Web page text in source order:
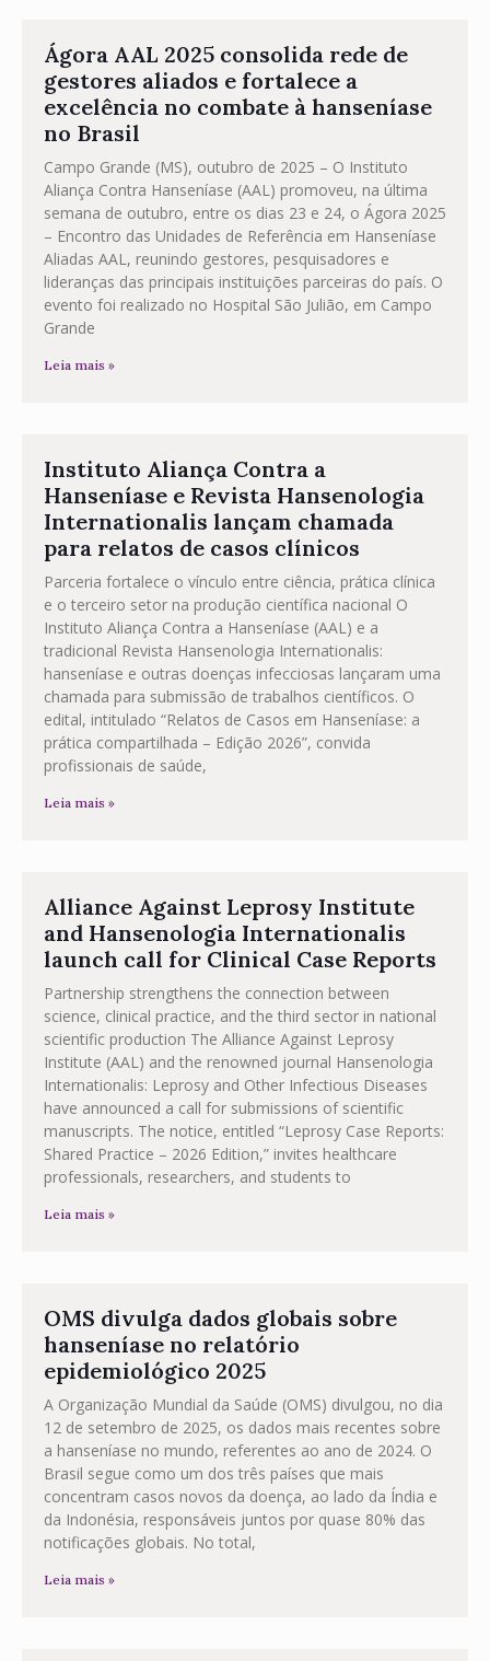
Ágora AAL 2025 consolida rede de
gestores aliados e fortalece a
excelência no combate à hanseníase
no Brasil
Campo Grande (MS), outubro de 2025 – O Instituto
Aliança Contra Hanseníase (AAL) promoveu, na última
semana de outubro, entre os dias 23 e 24, o Ágora 2025
– Encontro das Unidades de Referência em Hanseníase
Aliadas AAL, reunindo gestores, pesquisadores e
lideranças das principais instituições parceiras do país. O
evento foi realizado no Hospital São Julião, em Campo
Grande
Leia mais »
Instituto Aliança Contra a
Hanseníase e Revista Hansenologia
Internationalis lançam chamada
para relatos de casos clínicos
Parceria fortalece o vínculo entre ciência, prática clínica
e o terceiro setor na produção científica nacional O
Instituto Aliança Contra a Hanseníase (AAL) e a
tradicional Revista Hansenologia Internationalis:
hanseníase e outras doenças infecciosas lançaram uma
chamada para submissão de trabalhos científicos. O
edital, intitulado “Relatos de Casos em Hanseníase: a
prática compartilhada – Edição 2026”, convida
profissionais de saúde,
Leia mais »
Alliance Against Leprosy Institute
and Hansenologia Internationalis
launch call for Clinical Case Reports
Partnership strengthens the connection between
science, clinical practice, and the third sector in national
scientific production The Alliance Against Leprosy
Institute (AAL) and the renowned journal Hansenologia
Internationalis: Leprosy and Other Infectious Diseases
have announced a call for submissions of scientific
manuscripts. The notice, entitled “Leprosy Case Reports:
Shared Practice – 2026 Edition,” invites healthcare
professionals, researchers, and students to
Leia mais »
OMS divulga dados globais sobre
hanseníase no relatório
epidemiológico 2025
A Organização Mundial da Saúde (OMS) divulgou, no dia
12 de setembro de 2025, os dados mais recentes sobre
a hanseníase no mundo, referentes ao ano de 2024. O
Brasil segue como um dos três países que mais
concentram casos novos da doença, ao lado da Índia e
da Indonésia, responsáveis juntos por quase 80% das
notificações globais. No total,
Leia mais »